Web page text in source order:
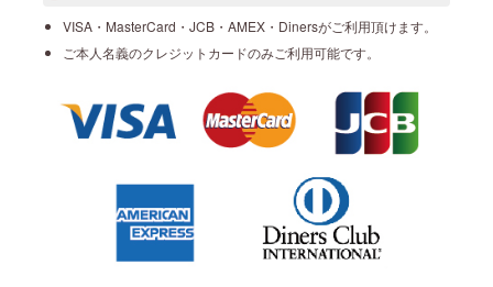
VISA・MasterCard・JCB・AMEX・Dinersがご利用頂けます。
ご本人名義のクレジットカードのみご利用可能です。